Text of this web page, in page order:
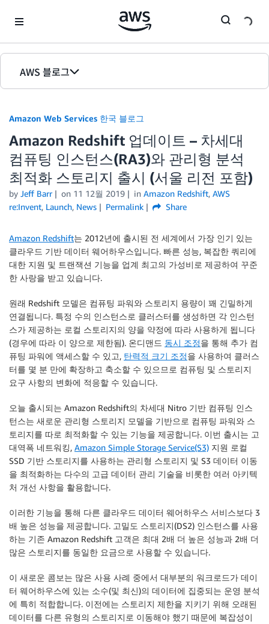
AWS 블로그
홈
에디션
Amazon Web Services 한국 블로그
Amazon Redshift 업데이트 – 차세대
컴퓨팅 인스턴스(RA3)와 관리형 분석
최적화 스토리지 출시 (서울 리전 포함)
by Jeff Barr on 11 12월 2019 in Amazon Redshift, AWS
re:Invent, Launch, News Permalink Share
Amazon Redshift는 2012년에 출시된 전 세계에서 가장 인기 있는
클라우드 기반 데이터 웨어하우스입니다. 빠른 성능, 복잡한 쿼리에
대한 지원 및 트랜잭션 기능을 업계 최고의 가성비로 제공하여 꾸준
한 사랑을 받고 있습니다.
원래 Redshift 모델은 컴퓨팅 파워와 스토리지 용량이 꽤 긴밀하게
연결됩니다. 특정 수의 인스턴스로 클러스터를 생성하면 각 인스턴
스가 제공하는 로컬 스토리지의 양을 약정에 따라 사용하게 됩니다
(경우에 따라 이 양으로 제한됨). 온디맨드 동시 조정을 통해 추가 컴
퓨팅 파워에 액세스할 수 있고, 탄력적 크기 조정을 사용하여 클러스
터를 몇 분 만에 확장하고 축소할 수 있으므로 컴퓨팅 및 스토리지
요구 사항의 변화에 적응할 수 있습니다.
오늘 출시되는 Amazon Redshift의 차세대 Nitro 기반 컴퓨팅 인스
턴스는 새로운 관리형 스토리지 모델을 기반으로 컴퓨팅 파워와 스
토리지를 따로 최적화할 수 있는 기능을 제공합니다. 이번 출시는 고
대역폭 네트워킹, Amazon Simple Storage Service(S3) 지원 로컬
SSD 기반 스토리지를 사용하는 관리형 스토리지 및 S3 데이터 이동
을 최적화하는 다수의 고급 데이터 관리 기술을 비롯한 여러 아키텍
처 개선 사항을 활용합니다.
이러한 기능을 통해 다른 클라우드 데이터 웨어하우스 서비스보다 3
배 높은 성능을 제공합니다. 고밀도 스토리지(DS2) 인스턴스를 사용
하는 기존 Amazon Redshift 고객은 최대 2배 더 높은 성능과 2배 더
많은 스토리지를 동일한 요금으로 사용할 수 있습니다.
이 새로운 콤보는 많은 사용 사례 중에서 대부분의 워크로드가 데이
터 웨어하우스에 있는 소수(및 최신)의 데이터에 집중되는 운영 분석
에 특히 적합합니다. 이전에는 스토리지 제한을 지키기 위해 오래된
데이터를 다른 유형의 스토리지로 이동해야 했기 때문에 복잡성이